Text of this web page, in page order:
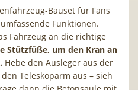
Bauset für Fans
Funktionen.
Fahrzeug an die richtige
Stützfüße, um den Kran an
Hebe den Ausleger aus der
Teleskoparm aus – sieh